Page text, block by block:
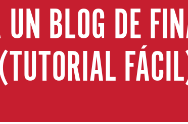
BLOG DE